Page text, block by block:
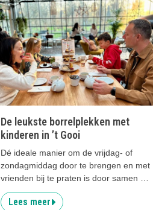
kijk er vreselijk naar uit. Bij deze
hotspots in de regio het Gooi (of net
even daarbuiten) is het voor iedereen
genieten!
De leukste borrelplekken met
kinderen in ’t Gooi
Dé ideale manier om de vrijdag- of
zondagmiddag door te brengen en met
vrienden bij te praten is door samen te
gaan borrelen. Wat zijn de leukste
plekken waar de kinderen zich
Lees meer